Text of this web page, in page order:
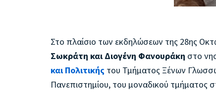
Στο πλαίσιο των εκδηλώσεων της 28ης
Σωκράτη και Διογένη Φανουράκη στο
και Πολιτικής του Τμήματος Ξένων
Πανεπιστημίου, του μοναδικού τμήματος